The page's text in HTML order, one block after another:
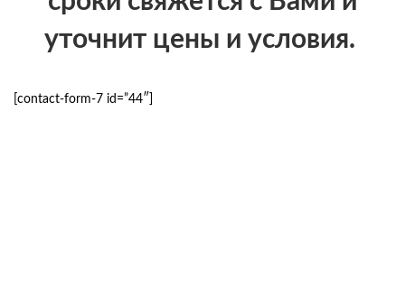
уточнит цены и условия.
[contact-form-7 id=”44″]